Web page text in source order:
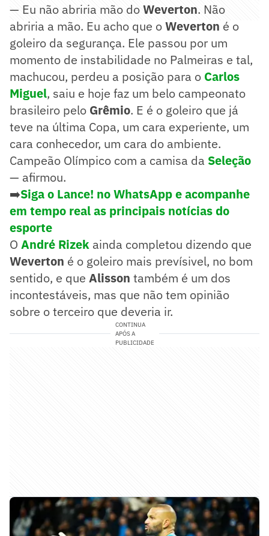
— Eu não abriria mão doWeverton. Não
abriria a mão. Eu acho que oWeverton é o
goleiro da segurança. Ele passou por um
momento de instabilidade no Palmeiras e tal,
machucou, perdeu a posição para o Carlos
Miguel, saiu e hoje faz um belo campeonato
brasileiro pelo Grêmio. E é o goleiro que já
teve na última Copa, um cara experiente, um
cara conhecedor, um cara do ambiente.
Campeão Olímpico com a camisa da Seleção
— afirmou.
➡️Siga o Lance! no WhatsApp e acompanhe
em tempo real as principais notícias do
esporte
O André Rizek ainda completou dizendo que
Weverton é o goleiro mais prevísivel, no bom
sentido, e que Alisson também é um dos
incontestáveis, mas que não tem opinião
sobre o terceiro que deveria ir.
CONTINUA
APÓS A
PUBLICIDADE